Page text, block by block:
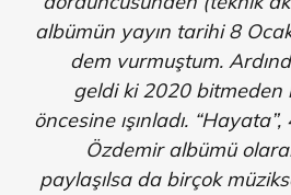
albümün yayın tarihi 8
dem vurmuştum.
geldi ki 2020 bitmeden
öncesine ışınladı.
Özdemir albümü
paylaşılsa da birçok